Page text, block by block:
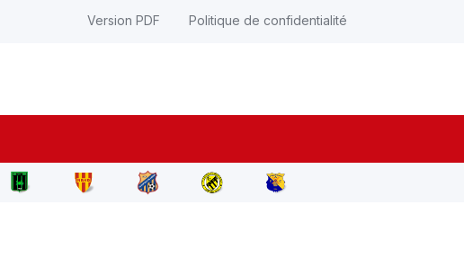
Version PDF Politique de confidentialité